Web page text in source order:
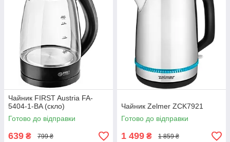
Чайник FIRST Austria FA-
5404-1-BA (скло)
Готово до відправки
639 ₴ 799 ₴
Чайник Zelmer ZCK7921
Готово до відправки
1 499 ₴ 1 859 ₴